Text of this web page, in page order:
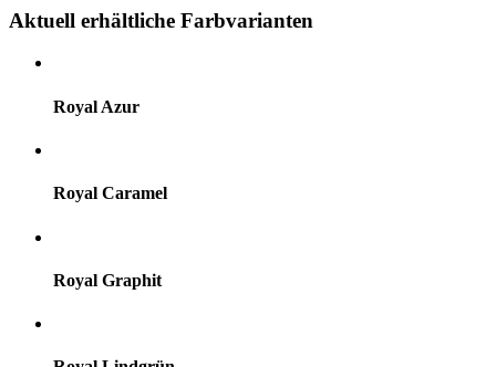
Aktuell erhältliche Farbvarianten
Royal Azur
Royal Caramel
Royal Graphit